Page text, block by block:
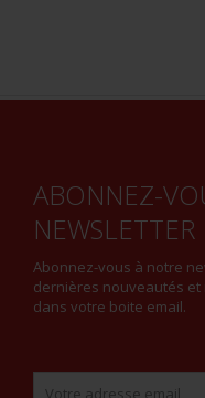
ABONNEZ-
NEWSLETTER
Abonnez-vous à notre
dernières nouveautés
dans votre boite email.